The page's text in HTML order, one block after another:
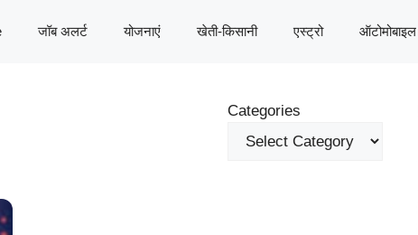
जॉब अलर्ट योजनाएं खेती-किसानी एस्ट्रो ऑटोमोबाइल
Categories